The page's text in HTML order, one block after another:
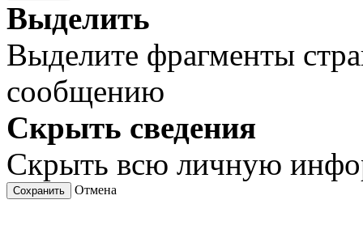
Выделить
Выделите фрагменты
сообщению
Скрыть сведения
Скрыть всю личную
Сохранить Отмена